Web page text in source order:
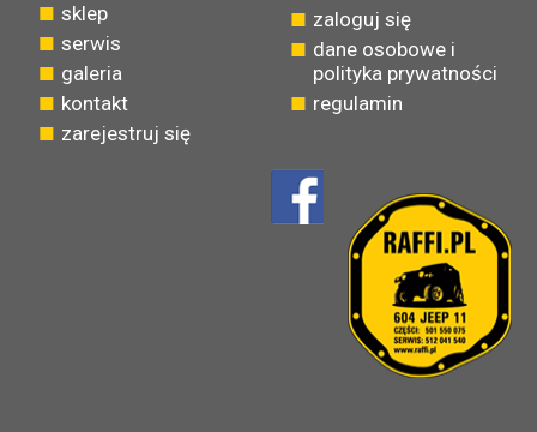
sklep
serwis
galeria
kontakt
zarejestruj się
zaloguj się
dane osobowe i
polityka prywatności
regulamin